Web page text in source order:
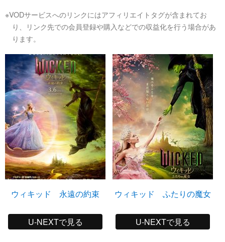
※VODサービスへのリンクにはアフィリエイトタグが含まれてお
り、リンク先での会員登録や購入などでの収益化を行う場合があ
ります。
ウィキッド 永遠の約束
U-NEXTで見る
ウィキッド ふたりの魔女
U-NEXTで見る